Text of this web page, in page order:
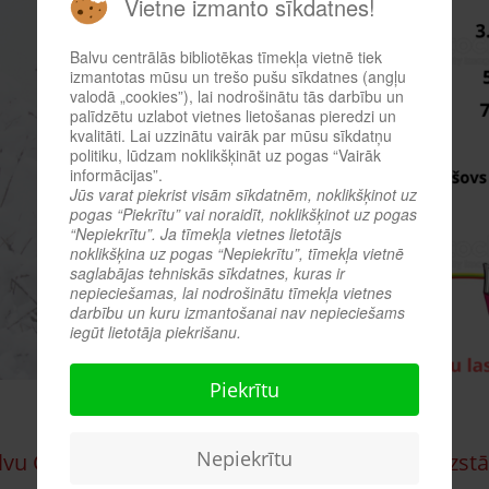
CB lasītājas Madaras Mozules zīmējumu
Vietne izmanto sīkdatnes!
Balvu centrālās bibliotēkas tīmekļa vietnē tiek
izmantotas mūsu un trešo pušu sīkdatnes (angļu
valodā „cookies”), lai nodrošinātu tās darbību un
palīdzētu uzlabot vietnes lietošanas pieredzi un
kvalitāti. Lai uzzinātu vairāk par mūsu sīkdatņu
politiku, lūdzam noklikšķināt uz pogas “Vairāk
informācijas”.
Jūs varat piekrist visām sīkdatnēm, noklikšķinot uz
pogas “Piekrītu” vai noraidīt, noklikšķinot uz pogas
“Nepiekrītu”. Ja tīmekļa vietnes lietotājs
noklikšķina uz pogas “Nepiekrītu”, tīmekļa vietnē
saglabājas tehniskās sīkdatnes, kuras ir
nepieciešamas, lai nodrošinātu tīmekļa vietnes
darbību un kuru izmantošanai nav nepieciešams
iegūt lietotāja piekrišanu.
Piekrītu
Nepiekrītu